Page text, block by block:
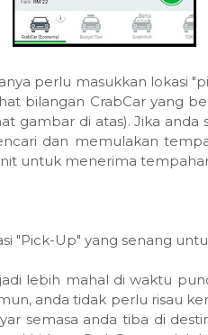
perlu masukkan lokasi
bilangan CrabCar yang
gambar di atas). Jika
dan memulakan
untuk menerima
"Pick-Up" yang senang
lebih mahal di waktu
anda tidak perlu risau
semasa anda tiba di